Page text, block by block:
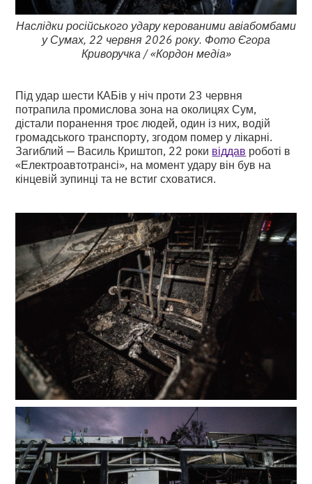
Наслідки російського удару керованими авіабомбами
у Сумах, 22 червня 2026 року. Фото Єгора
Криворучка / «Кордон медіа»
Під удар шести КАБів у ніч проти 23 червня
потрапила промислова зона на околицях Сум,
дістали поранення троє людей, один із них, водій
громадського транспорту, згодом помер у лікарні.
Загиблий — Василь Криштоп, 22 роки віддав роботі в
«Електроавтотрансі», на момент удару він був на
кінцевій зупинці та не встиг сховатися.